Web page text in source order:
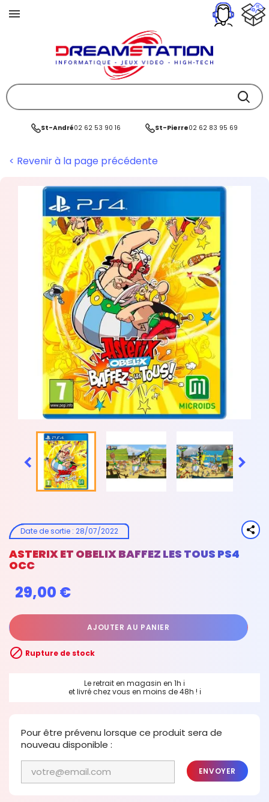
St-André02 62 53 90 16 St-Pierre02 62 83 95 69
< Revenir à la page précédente
 
Date de sortie: 28/07/2022
ASTERIX ET OBELIX BAFFEZ LES TOUS PS4
OCC
29,00 €
AJOUTER AU PANIER
 Rupture de stock
Le retrait en magasin en 1h ℹ
et livré chez vous en moins de 48h ! ℹ
Pour être prévenu lorsque ce produit sera de
nouveau disponible :
ENVOYER